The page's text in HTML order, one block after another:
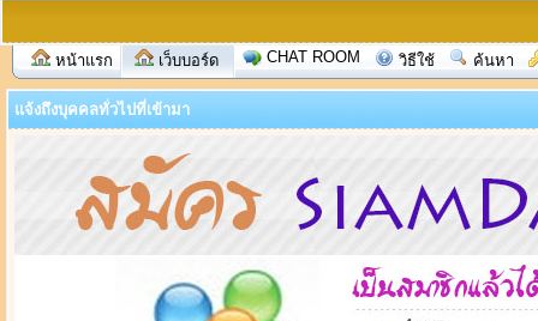
หน้าแรก เว็บบอร์ด CHAT ROOM วิธีใช้ ค้นหา
แจ้งถึงบุคคลทั่วไปที่เข้ามา